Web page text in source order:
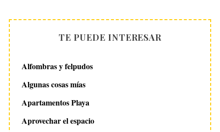
TE PUEDE INTERESAR
Alfombras y felpudos
Algunas cosas mías
Apartamentos Playa
Aprovechar el espacio